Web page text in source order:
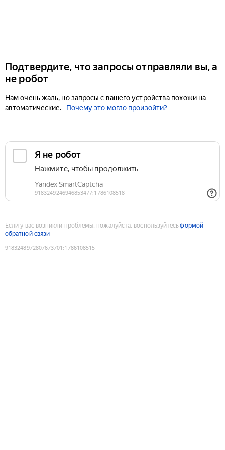
Подтвердите, что запросы отправляли вы, а
не робот
Нам очень жаль, но запросы с вашего устройства похожи на
автоматические.
Почему это могло произойти?
Если у вас возникли проблемы, пожалуйста, воспользуйтесьформой
обратной связи
9183248972807673701 :1786108515